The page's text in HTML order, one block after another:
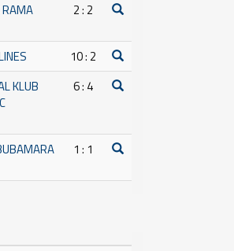
2 : 2
10 : 2
KLUB
6 : 4
1 : 1